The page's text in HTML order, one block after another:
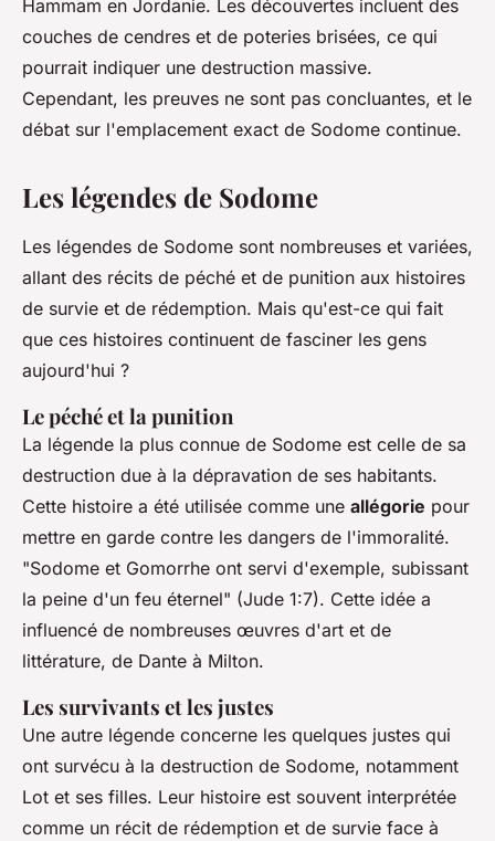
Hammam en Jordanie. Les découvertes incluent des
couches de cendres et de poteries brisées, ce qui
pourrait indiquer une destruction massive.
Cependant, les preuves ne sont pas concluantes, et le
débat sur l'emplacement exact de Sodome continue.
Les légendes de Sodome
Les légendes de Sodome sont nombreuses et variées,
allant des récits de péché et de punition aux histoires
de survie et de rédemption. Mais qu'est-ce qui fait
que ces histoires continuent de fasciner les gens
aujourd'hui ?
Le péché et la punition
La légende la plus connue de Sodome est celle de sa
destruction due à la dépravation de ses habitants.
Cette histoire a été utilisée comme une allégorie pour
mettre en garde contre les dangers de l'immoralité.
"Sodome et Gomorrhe ont servi d'exemple, subissant
la peine d'un feu éternel" (Jude 1:7). Cette idée a
influencé de nombreuses œuvres d'art et de
littérature, de Dante à Milton.
Les survivants et les justes
Une autre légende concerne les quelques justes qui
ont survécu à la destruction de Sodome, notamment
Lot et ses filles. Leur histoire est souvent interprétée
comme un récit de rédemption et de survie face à